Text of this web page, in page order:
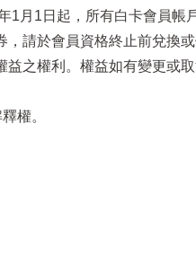
1月1日起，所有白卡會員帳
請於會員資格終止前兌換或
之權利。權益如有變更或
權。